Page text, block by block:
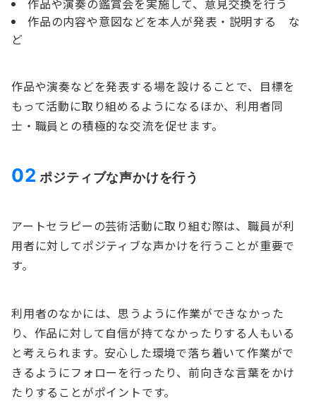
作品や演奏の鑑賞会を実施して、意見交換を行う
作品の内容や意図などを本人が発表・説明する な
ど
作品や演奏などを発表する場を設けることで、目標を
もって活動に取り組めるようになるほか、利用者同
士・職員との積極的な交流を促せます。
02 ポジティブな声かけを行う
アートセラピーの芸術活動に取り組む際は、職員が利
用者に対してポジティブな声かけを行うことが重要で
す。
利用者のなかには、思うように作業ができなかった
り、作品に対して自信が持てなかったりする人もいる
と考えられます。安心した環境で落ち着いて作業がで
きるようにフォローを行ったり、前向きな言葉をかけ
たりすることがポイントです。